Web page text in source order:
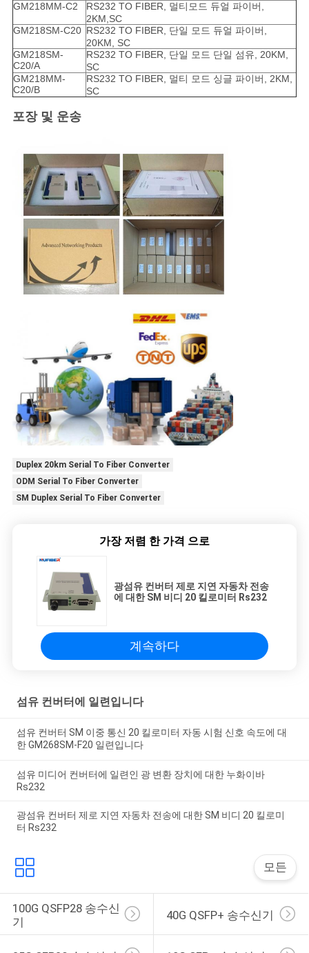
GM218MM-C2
RS232 TO FIBER, 멀티모드 듀얼 파이버,
2KM,SC
GM218SM-C20 RS232 TO FIBER, 단일 모드 듀얼 파이버,
20KM, SC
GM218SM-
C20/A
RS232 TO FIBER, 단일 모드 단일 섬유, 20KM,
SC
GM218MM-
C20/B
RS232 TO FIBER, 멀티 모드 싱글 파이버, 2KM,
SC
포장 및 운송
Duplex 20km Serial To Fiber Converter
ODM Serial To Fiber Converter
SM Duplex Serial To Fiber Converter
가장 저렴 한 가격 으로
광섬유 컨버터 제로 지연 자동차 전송
에 대한 SM 비디 20 킬로미터 Rs232
계속하다
섬유 컨버터에 일련입니다
섬유 컨버터 SM 이중 통신 20 킬로미터 자동 시험 신호 속도에 대
한 GM268SM-F20 일련입니다
섬유 미디어 컨버터에 일련인 광 변환 장치에 대한 누화이바
Rs232
광섬유 컨버터 제로 지연 자동차 전송에 대한 SM 비디 20 킬로미
터 Rs232
모든
100G QSFP28 송수신
기
40G QSFP+ 송수신기